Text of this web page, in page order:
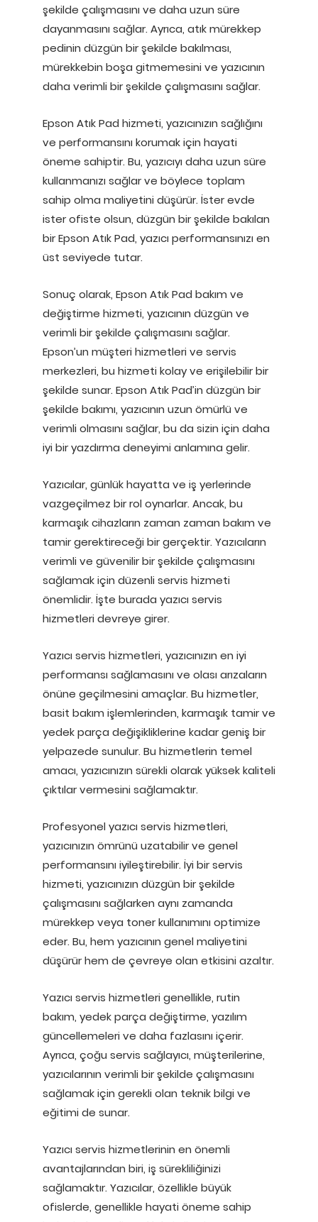
şekilde çalışmasını ve daha uzun süre
dayanmasını sağlar. Ayrıca, atık mürekkep
pedinin düzgün bir şekilde bakılması,
mürekkebin boşa gitmemesini ve yazıcının
daha verimli bir şekilde çalışmasını sağlar.
Epson Atık Pad hizmeti, yazıcınızın sağlığını
ve performansını korumak için hayati
öneme sahiptir. Bu, yazıcıyı daha uzun süre
kullanmanızı sağlar ve böylece toplam
sahip olma maliyetini düşürür. İster evde
ister ofiste olsun, düzgün bir şekilde bakılan
bir Epson Atık Pad, yazıcı performansınızı en
üst seviyede tutar.
Sonuç olarak, Epson Atık Pad bakım ve
değiştirme hizmeti, yazıcının düzgün ve
verimli bir şekilde çalışmasını sağlar.
Epson’un müşteri hizmetleri ve servis
merkezleri, bu hizmeti kolay ve erişilebilir bir
şekilde sunar. Epson Atık Pad’in düzgün bir
şekilde bakımı, yazıcının uzun ömürlü ve
verimli olmasını sağlar, bu da sizin için daha
iyi bir yazdırma deneyimi anlamına gelir.
Yazıcılar, günlük hayatta ve iş yerlerinde
vazgeçilmez bir rol oynarlar. Ancak, bu
karmaşık cihazların zaman zaman bakım ve
tamir gerektireceği bir gerçektir. Yazıcıların
verimli ve güvenilir bir şekilde çalışmasını
sağlamak için düzenli servis hizmeti
önemlidir. İşte burada yazıcı servis
hizmetleri devreye girer.
Yazıcı servis hizmetleri, yazıcınızın en iyi
performansı sağlamasını ve olası arızaların
önüne geçilmesini amaçlar. Bu hizmetler,
basit bakım işlemlerinden, karmaşık tamir ve
yedek parça değişikliklerine kadar geniş bir
yelpazede sunulur. Bu hizmetlerin temel
amacı, yazıcınızın sürekli olarak yüksek kaliteli
çıktılar vermesini sağlamaktır.
Profesyonel yazıcı servis hizmetleri,
yazıcınızın ömrünü uzatabilir ve genel
performansını iyileştirebilir. İyi bir servis
hizmeti, yazıcınızın düzgün bir şekilde
çalışmasını sağlarken aynı zamanda
mürekkep veya toner kullanımını optimize
eder. Bu, hem yazıcının genel maliyetini
düşürür hem de çevreye olan etkisini azaltır.
Yazıcı servis hizmetleri genellikle, rutin
bakım, yedek parça değiştirme, yazılım
güncellemeleri ve daha fazlasını içerir.
Ayrıca, çoğu servis sağlayıcı, müşterilerine,
yazıcılarının verimli bir şekilde çalışmasını
sağlamak için gerekli olan teknik bilgi ve
eğitimi de sunar.
Yazıcı servis hizmetlerinin en önemli
avantajlarından biri, iş sürekliliğinizi
sağlamaktır. Yazıcılar, özellikle büyük
ofislerde, genellikle hayati öneme sahip